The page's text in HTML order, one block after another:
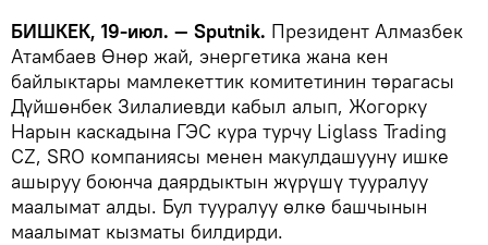
БИШКЕК, 19-июл. — Sputnik. Президент Алмазбек
Атамбаев Өнөр жай, энергетика жана кен
байлыктары мамлекеттик комитетинин төрагасы
Дүйшөнбек Зилалиевди кабыл алып, Жогорку
Нарын каскадына ГЭС кура турчу Liglass Trading
CZ, SRO компаниясы менен макулдашууну ишке
ашыруу боюнча даярдыктын жүрүшү тууралуу
маалымат алды. Бул тууралуу өлкө башчынын
маалымат кызматы билдирди.